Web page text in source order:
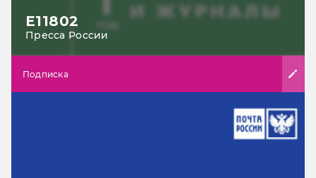
Е11802
Пресса России
Подписка